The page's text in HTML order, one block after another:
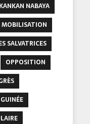
KANKAN NABAYA
MOBILISATION
SALVATRICES
OPPOSITION